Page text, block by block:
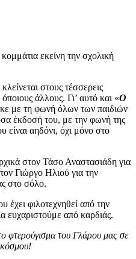
εκείνη την σχολική
στους τέσσερεις
άλλους. Γι’ αυτό και «Ο
με τη φωνή όλων των παιδιών
έκδοσή του, με την φωνή της
είναι αηδόνι, όχι μόνο στο
στον Τάσο Αναστασιάδη για
Γιώργο Ηλιού για την
στο σόλο.
έχει φιλοτεχνηθεί από την
ευχαριστούμε από καρδιάς.
φτερούγισμα του Γλάρου μας σε